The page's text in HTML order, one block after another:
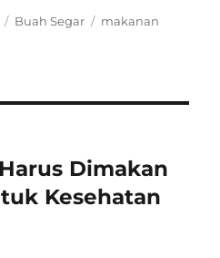
Categories
Buah Segar Tags
makanan
Dimakan
Kesehatan